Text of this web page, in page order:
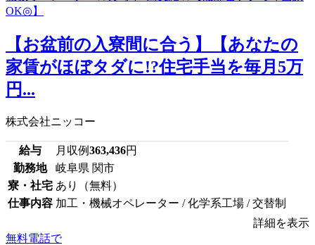
【お盆前の入寮間に合う】【あなたの
家賃がほぼタダに!?住宅手当を毎月5万
円...
株式会社ニッコー
給与 月収例363,436円
勤務地
岐阜県 関市
寮・社宅 あり（無料）
仕事内容 加工・機械オペレーター / 化学系工場 / 交替制
詳細を表示
無料電話で